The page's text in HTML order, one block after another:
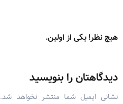
هیچ نظر! یکی از اولین.
دیدگاهتان را بنویسید
نشانی ایمیل شما منتشر نخواهد شد.